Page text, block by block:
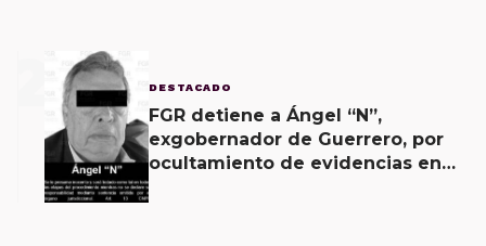
DESTACADO
FGR detiene a Ángel “N”,
exgobernador de Guerrero, por
ocultamiento de evidencias en